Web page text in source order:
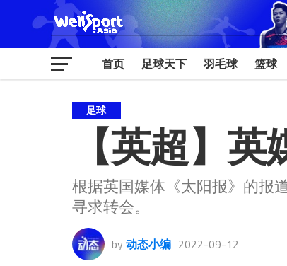
首页 足球天下 羽毛球 篮球
足球
【英超】
根据英国媒体《太阳报》的报
寻求转会。
by 动态小编 2022-09-12